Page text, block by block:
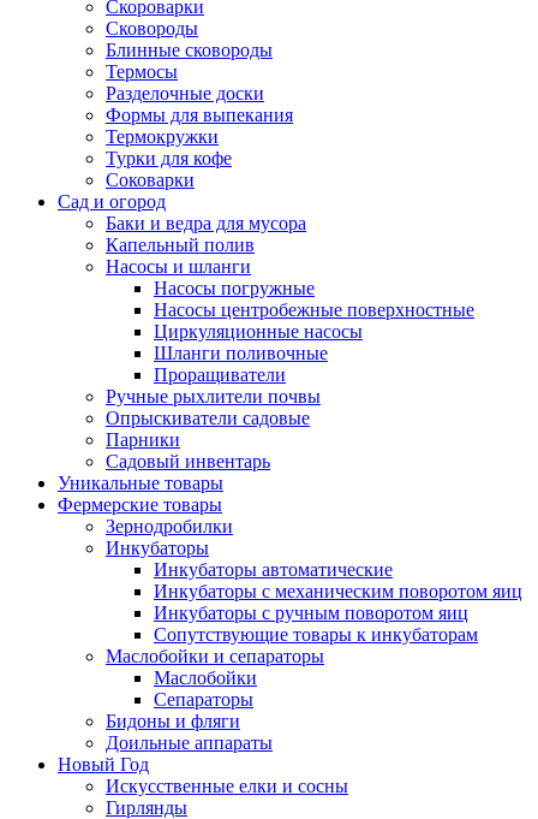
Скороварки
Сковороды
Блинные сковороды
Термосы
Разделочные доски
Формы для выпекания
Термокружки
Турки для кофе
Соковарки
Сад и огород
Баки и ведра для мусора
Капельный полив
Насосы и шланги
Насосы погружные
Насосы центробежные поверхностные
Циркуляционные насосы
Шланги поливочные
Проращиватели
Ручные рыхлители почвы
Опрыскиватели садовые
Парники
Садовый инвентарь
Уникальные товары
Фермерские товары
Зернодробилки
Инкубаторы
Инкубаторы автоматические
Инкубаторы с механическим поворотом яиц
Инкубаторы с ручным поворотом яиц
Сопутствующие товары к инкубаторам
Маслобойки и сепараторы
Маслобойки
Сепараторы
Бидоны и фляги
Доильные аппараты
Новый Год
Искусственные елки и сосны
Гирлянды